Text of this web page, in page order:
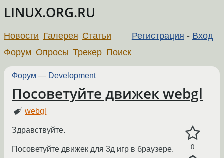
LINUX.ORG.RU
Регистрация - Вход
Новости Галерея Статьи
Форум Опросы Трекер Поиск
Форум — Development
Посоветуйте движек webgl
webgl
0
Здравствуйте.
Посоветуйте движек для 3д игр в браузере.